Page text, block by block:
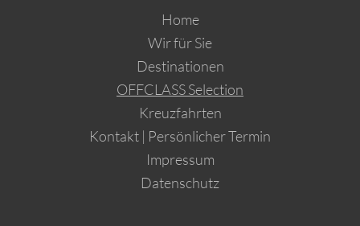
Home
Wir für Sie
Destinationen
OFFCLASS Selection
Kreuzfahrten
Kontakt | Persönlicher Termin
Impressum
Datenschutz